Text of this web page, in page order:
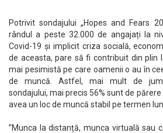
Potrivit sondajului „Hopes and Fears
rândul a peste 32.000 de angajați la
Covid-19 și implicit criza socială,
de aceasta, pare să fi contribuit din plin
mai pesimistă pe care oamenii o au în
de muncă. Astfel, mai mult de
sondajului, mai precis 56% sunt de
avea un loc de muncă stabil pe termen
”Munca la distanță, munca virtuală sau